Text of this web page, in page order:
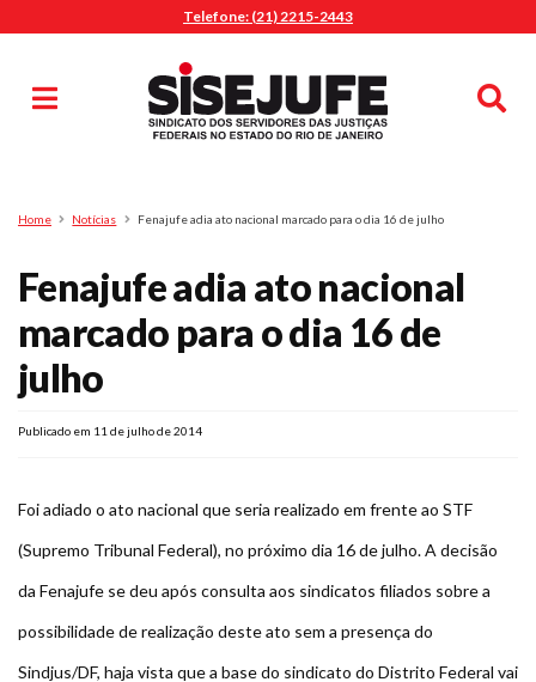
Telefone: (21) 2215-2443
Pesquisa
Home Notícias Fenajufe adia ato nacional marcado para o dia 16 de julho
Fenajufe adia ato nacional
marcado para o dia 16 de
julho
Publicado em 11 de julho de 2014
Foi adiado o ato nacional que seria realizado em frente ao STF
(Supremo Tribunal Federal), no próximo dia 16 de julho. A decisão
da Fenajufe se deu após consulta aos sindicatos filiados sobre a
possibilidade de realização deste ato sem a presença do
Sindjus/DF, haja vista que a base do sindicato do Distrito Federal vai
MENU
Sindicalize-se
Diretoria
O Sindicato
Agenda
Casa do Alto
Sede Campestre
Plano de Saúde
Assistência Funeral
Pós-graduação
FacebookInstagramTwitter YoutubeTikTok Whatsapp